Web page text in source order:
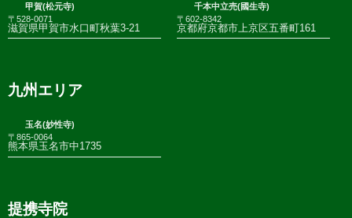
甲賀(松元寺)
〒528-0071
滋賀県甲賀市水口町秋葉3-21
千本中立売(國生寺)
〒602-8342
京都府京都市上京区五番町161
九州エリア
玉名(妙性寺)
〒865-0064
熊本県玉名市中1735
提携寺院